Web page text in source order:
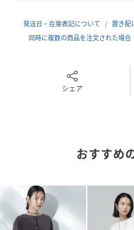
色に変色してしまう染みが目
工を施すことで、吸水と発散
は味わうことの出来ない、ま
と、天然繊維ならではの風合
制菌加工は、清潔で衛生的な
気成分と触れることにより、
せます。
発送日・在庫表記について 置き配
同時に複数の商品を注文された場合
シェア
おすすめ